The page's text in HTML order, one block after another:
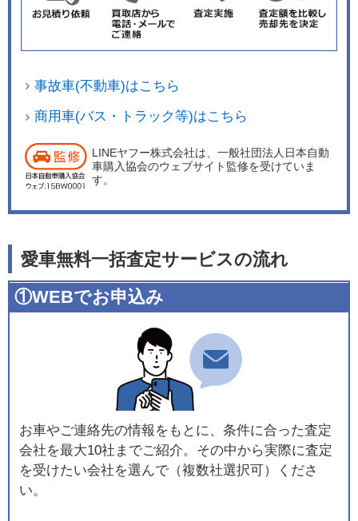
事故車(不動車)はこちら
商用車(バス・トラック等)はこちら
LINEヤフー株式会社は、一般社団法人日本自動
車購入協会のウェブサイト監修を受けていま
す。
愛車無料一括査定サービスの流れ
①WEBでお申込み
お車やご連絡先の情報をもとに、条件に合った査定
会社を最大10社までご紹介。その中から実際に査定
を受けたい会社を選んで（複数社選択可）くださ
い。